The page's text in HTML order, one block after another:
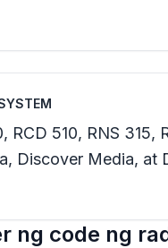
RCD 510, RNS 315,
Discover Media, at
ng code ng